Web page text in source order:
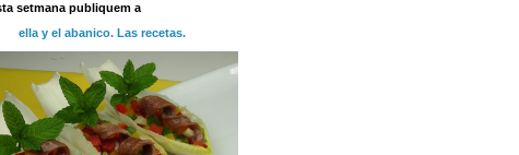
setmana publiquem a
ella y el abanico. Las recetas.